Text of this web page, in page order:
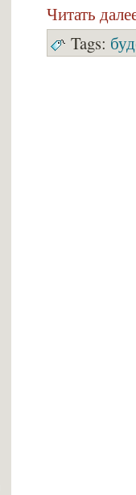
Читать
Tags: